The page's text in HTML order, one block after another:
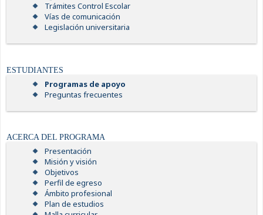
Trámites Control Escolar
Vías de comunicación
Legislación universitaria
ESTUDIANTES
Programas de apoyo
Preguntas frecuentes
ACERCA DEL PROGRAMA
Presentación
Misión y visión
Objetivos
Perfil de egreso
Ámbito profesional
Plan de estudios